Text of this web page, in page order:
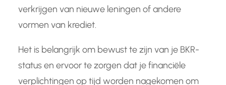
verkrijgen van nieuwe leningen of andere
vormen van krediet.
Het is belangrijk om bewust te zijn van je BKR-
status en ervoor te zorgen dat je financiële
verplichtingen op tijd worden nagekomen om